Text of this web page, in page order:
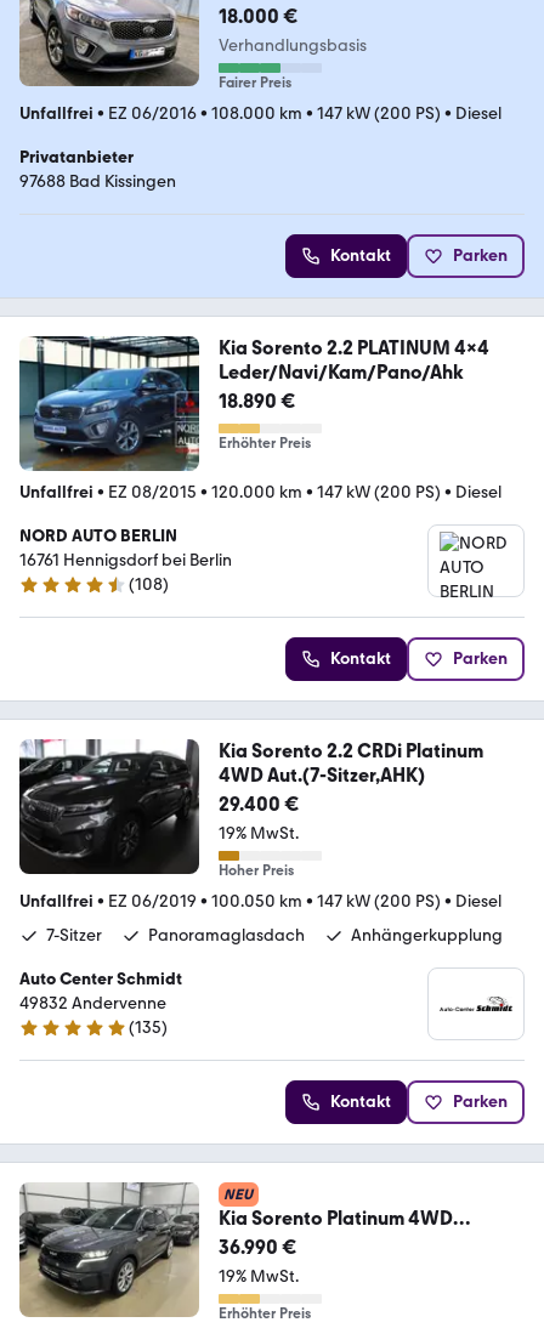
18.000 €
Verhandlungsbasis
Fairer Preis
Unfallfrei • EZ 06/2016• 108.000 km • 147 kW (200 PS) • Diesel
Privatanbieter
97688 Bad Kissingen
Kontakt Parken
Kia Sorento 2.2 PLATINUM 4x4
Leder/Navi/Kam/Pano/Ahk
18.890 €
Erhöhter Preis
Unfallfrei • EZ 08/2015 • 120.000 km • 147 kW (200 PS) • Diesel
NORD AUTO BERLIN
16761 Hennigsdorf bei Berlin
4.7 Sterne
(108)
Kontakt Parken
Kia Sorento 2.2 CRDi Platinum
4WD Aut.(7-Sitzer,AHK)
29.400 €
19% MwSt.
Hoher Preis
Unfallfrei • EZ 06/2019 • 100.050 km • 147 kW (200 PS) • Diesel
7-Sitzer
Panoramaglasdach Anhängerkupplung
Auto Center Schmidt
49832 Andervenne
4.9 Sterne
(135)
Kontakt Parken
NEU
Kia Sorento Platinum 4WD
7.Sitzer/AHK/LED/PANO/360°K
36.990 €
19% MwSt.
Erhöhter Preis